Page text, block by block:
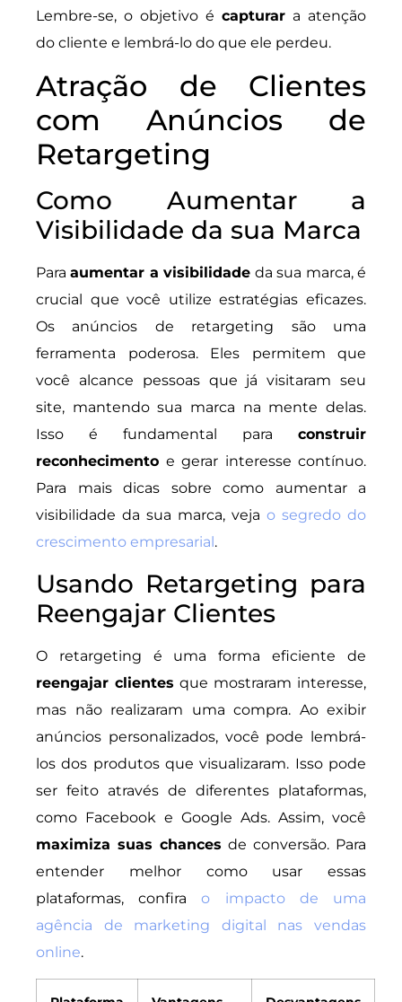
Lembre-se, o objetivo é capturar a atenção
do cliente e lembrá-lo do que ele perdeu.
Atração de Clientes
com Anúncios de
Retargeting
Como Aumentar a
Visibilidade da sua Marca
Paraaumentar a visibilidade da sua marca, é
crucial que você utilize estratégias eficazes.
Os anúncios de retargeting são uma
ferramenta poderosa. Eles permitem que
você alcance pessoas que já visitaram seu
site, mantendo sua marca na mente delas.
Isso é fundamental para construir
reconhecimento e gerar interesse contínuo.
Para mais dicas sobre como aumentar a
visibilidade da sua marca, veja o segredo do
crescimento empresarial .
Usando Retargeting para
Reengajar Clientes
O retargeting é uma forma eficiente de
reengajar clientes que mostraram interesse,
mas não realizaram uma compra. Ao exibir
anúncios personalizados, você pode lembrá-
los dos produtos que visualizaram. Isso pode
ser feito através de diferentes plataformas,
como Facebook e Google Ads. Assim, você
maximiza suas chances de conversão. Para
entender melhor como usar essas
plataformas, confirao impacto de uma
agência de marketing digital nas vendas
online.